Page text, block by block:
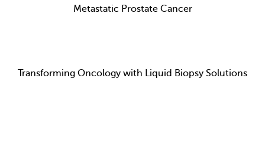
Metastatic Prostate Cancer
Transforming Oncology with Liquid Biopsy Solutions